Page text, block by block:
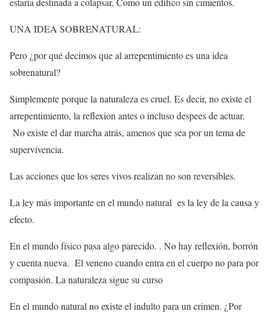
UNA IDEA SOBRENATURAL:
Pero ¿por qué decimos que al arrepentimiento es una idea
sobrenatural?
Simplemente porque la naturaleza es cruel. Es decir, no existe el
arrepentimiento, la reflexion antes o incluso despees de actuar.
No existe el dar marcha atrás, amenos que sea por un tema de
supervivencia.
Las acciones que los seres vivos realizan no son reversibles.
La ley más importante en el mundo natural es la ley de la causa y
efecto.
En el mundo físico pasa algo parecido. . No hay reflexión, borrón
y cuenta nueva. El veneno cuando entra en el cuerpo no para por
compasión. La naturaleza sigue su curso
En el mundo natural no existe el indulto para un crimen. ¿Por